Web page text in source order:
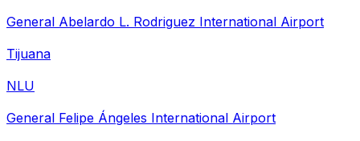
General Abelardo L. Rodriguez International Airport
Tijuana
NLU
General Felipe Ángeles International Airport